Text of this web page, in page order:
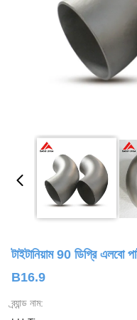
টাইটানিয়াম 90 ডিগ্রি
B16.9
ব্র্যান্ড নাম: